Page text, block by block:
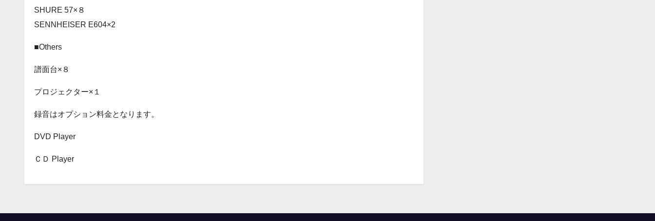
SHURE 57×８
SENNHEISER E604×2
■Others
譜面台×８
プロジェクター×１
録音はオプション料金となります。
DVD Player
ＣＤ Player